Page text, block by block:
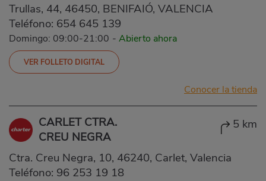
Trullas, 44, 46450, BENIFAIÓ, VALENCIA
Teléfono: 654 645 139
Domingo: 09:00-21:00 - Abierto ahora
VER FOLLETO DIGITAL
Conocer la tienda
CARLET CTRA.
CREU NEGRA
5 km
Ctra. Creu Negra, 10, 46240, Carlet, Valencia
Teléfono: 96 253 19 18